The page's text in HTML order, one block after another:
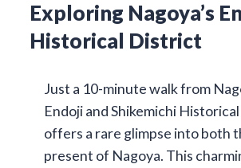
Exploring Nagoya’s
Historical District
Just a 10-minute walk from
Endoji and Shikemichi
offers a rare glimpse into both
present of Nagoya. This